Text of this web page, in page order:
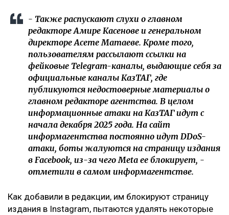
- Также распускают слухи о главном
редакторе Амире Касенове и генеральном
директоре Асете Матаеве. Кроме того,
пользователям рассылают ссылки на
фейковые Telegram-каналы, выдающие себя за
официальные каналы КазТАГ, где
публикуются недостоверные материалы о
главном редакторе агентства. В целом
информационные атаки на КазТАГ идут с
начала декабря 2025 года. На сайт
информагентства постоянно идут DDoS-
атаки, боты жалуются на страницу издания
в Facebook, из-за чего Meta ее блокирует, -
отметили в самом информагентстве.
Как добавили в редакции, им блокируют страницу
издания в Instagram, пытаются удалять некоторые